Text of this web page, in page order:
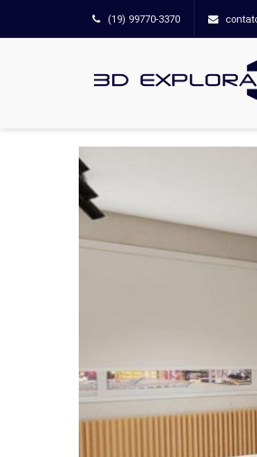
(19) 99770-3370